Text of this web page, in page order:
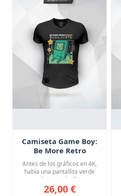
Camiseta Game Boy:
Be More Retro
Antes de los gráficos en 4K,
había una pantallita verde
que lo era todo. Esta...
26,00 €